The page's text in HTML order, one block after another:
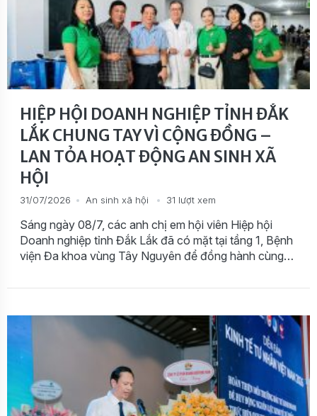
HIỆP HỘI DOANH NGHIỆP TỈNH ĐẮK
LẮK CHUNG TAY VÌ CỘNG ĐỒNG –
LAN TỎA HOẠT ĐỘNG AN SINH XÃ
HỘI
31/07/2026 An sinh xã hội 31 lượt xem
Sáng ngày 08/7, các anh chị em hội viên Hiệp hội
Doanh nghiệp tỉnh Đắk Lắk đã có mặt tại tầng 1, Bệnh
viện Đa khoa vùng Tây Nguyên để đồng hành cùng
trong chương trình khám sàng lọc tim bẩm sinh miễn